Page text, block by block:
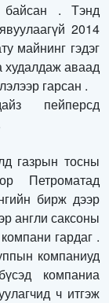
байсан . Тэнд
2014
майнинг гэдэг
худалдаж аваад
гарсан .
пейперсд
газрын тосны
Петроматад
бирж дээр
англи саксоны
гардаг .
компаниуд
компаниа
ч итгэж